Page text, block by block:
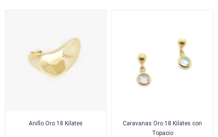
Anillo Oro 18 Kilates
Caravanas Oro 18 Kilates con
Topacio